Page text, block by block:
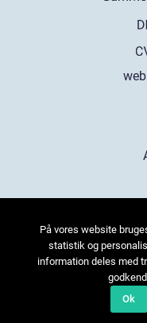
På vores website
statistik og
information deles med
Ok